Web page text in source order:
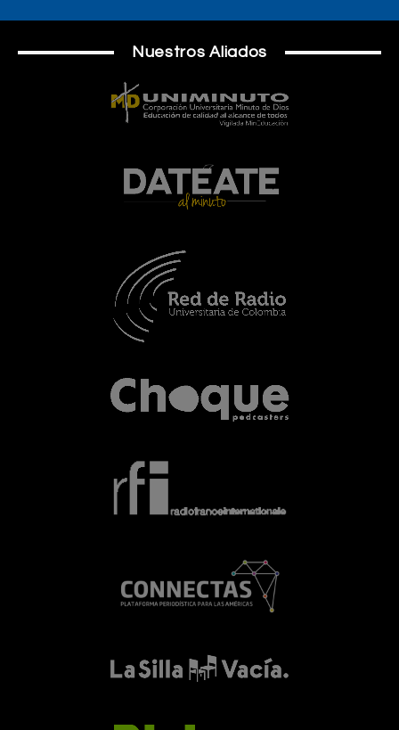
Nuestros Aliados